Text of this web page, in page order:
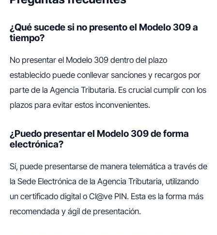
¿Qué sucede si no presento el Modelo 309 a
tiempo?
No presentar el Modelo 309 dentro del plazo
establecido puede conllevar sanciones y recargos por
parte de la Agencia Tributaria. Es crucial cumplir con los
plazos para evitar estos inconvenientes.
¿Puedo presentar el Modelo 309 de forma
electrónica?
Sí, puede presentarse de manera telemática a través de
la Sede Electrónica de la Agencia Tributaria, utilizando
un certificado digital o Cl@ve PIN. Esta es la forma más
recomendada y ágil de presentación.